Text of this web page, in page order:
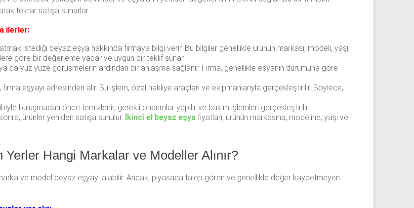
tekrar satışa sunarlar.
ilerler:
istediği beyaz eşya hakkında firmaya bilgi verir. Bu bilgiler genellikle ürünün markası, modeli, yaşı,
göre bir değerleme yapar ve uygun bir teklif sunar.
da yüz yüze görüşmelerin ardından bir anlaşma sağlanır. Firma, genellikle eşyanın durumuna göre
eşyayı adresinden alır. Bu işlem, özel nakliye araçları ve ekipmanlarıyla gerçekleştirilir. Böylece,
buluşmadan önce temizlenir, gerekli onarımlar yapılır ve bakım işlemleri gerçekleştirilir.
ürünler yeniden satışa sunulur. İkinci el beyaz eşya fiyatları, ürünün markasına, modeline, yaşı ve
Hangi Markalar ve Modeller Alınır?
ve model beyaz eşyayı alabilir. Ancak, piyasada talep gören ve genellikle değer kaybetmeyen